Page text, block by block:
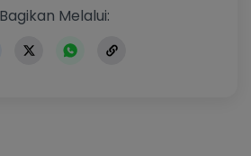
https://
Bagikan Melalui: